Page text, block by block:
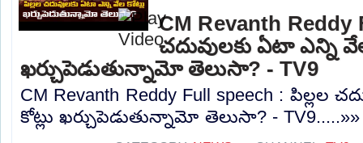
CM Revanth Reddy
చదువులకు ఏటా ఎన్ని
ఖర్చుపెడుతున్నామో తెలుసా? - TV9
CM Revanth Reddy Full speech : పిల్లల
కోట్లు ఖర్చుపెడుతున్నామో తెలుసా? - TV9.....»»